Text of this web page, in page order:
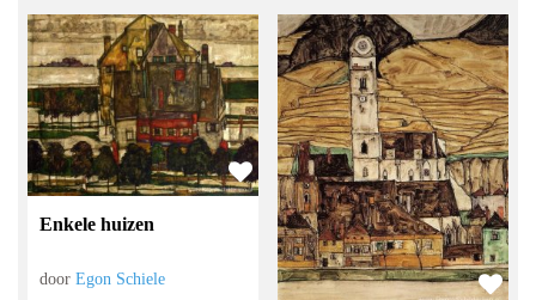
Enkele huizen
doorEgon Schiele